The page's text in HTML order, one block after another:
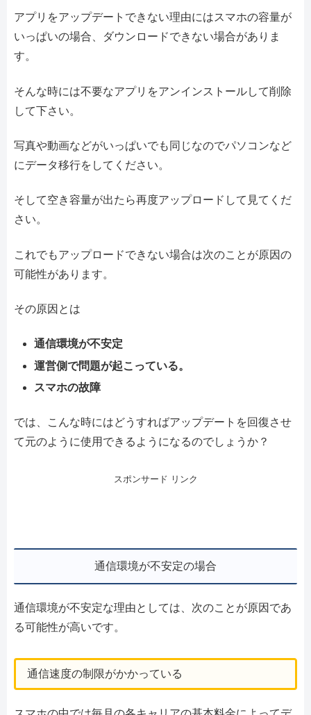
アプリをアップデートできない理由にはスマホの容量が
いっぱいの場合、ダウンロードできない場合がありま
す。
そんな時には不要なアプリをアンインストールして削除
して下さい。
写真や動画などがいっぱいでも同じなのでパソコンなど
にデータ移行をしてください。
そして空き容量が出たら再度アップロードして見てくだ
さい。
これでもアップロードできない場合は次のことが原因の
可能性があります。
その原因とは
通信環境が不安定
運営側で問題が起こっている。
スマホの故障
では、こんな時にはどうすればアップデートを回復させ
て元のように使用できるようになるのでしょうか？
スポンサード リンク
通信環境が不安定の場合
通信環境が不安定な理由としては、次のことが原因であ
る可能性が高いです。
通信速度の制限がかかっている